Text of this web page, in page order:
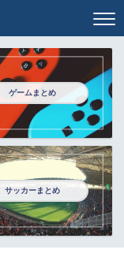
ゲームまとめ
サッカーまとめ